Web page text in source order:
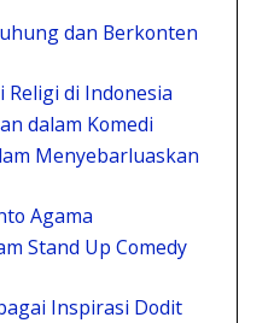
dan Berkonten
Religi di Indonesia
dalam Komedi
Menyebarluaskan
Agama
Stand Up Comedy
Inspirasi Dodit